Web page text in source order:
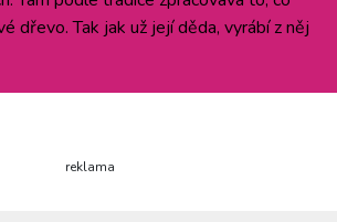
dřevo. Tak jak už její děda, vyrábí z něj
reklama